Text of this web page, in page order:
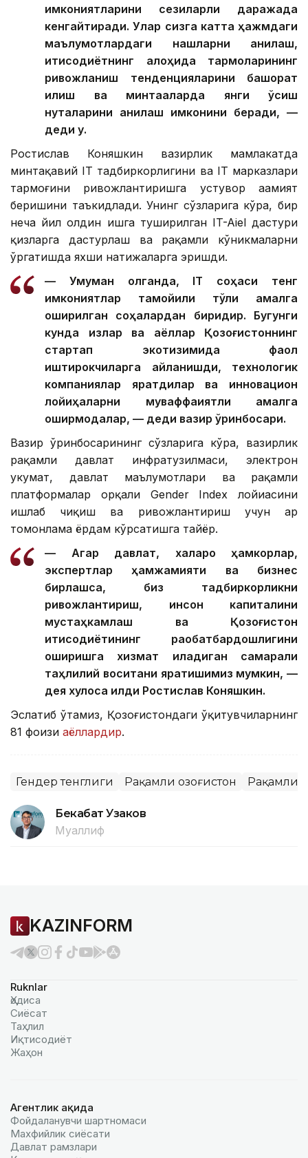
имкониятларини сезиларли даражада
кенгайтиради. Улар сизга катта ҳажмдаги
маълумотлардаги нақшларни аниқлаш,
иқтисодиётнинг алоҳида тармоқларининг
ривожланиш тенденцияларини башорат
қилиш ва минтақаларда янги ўсиш
нуқталарини аниқлаш имконини беради, —
деди у.
Ростислав Коняшкин вазирлик мамлакатда
минтақавий IТ тадбиркорлигини ва IТ марказлари
тармоғини ривожлантиришга устувор аҳамият
беришини таъкидлади. Унинг сўзларига кўра, бир
неча йил олдин ишга туширилган IT-Aiel дастури
қизларга дастурлаш ва рақамли кўникмаларни
ўргатишда яхши натижаларга эришди.
— Умуман олганда, IТ соҳаси тенг
имкониятлар тамойили тўлиқ амалга
оширилган соҳалардан биридир. Бугунги
кунда қизлар ва аёллар Қозоғистоннинг
стартап экотизимида фаол
иштирокчиларга айланишди, технологик
компаниялар яратдилар ва инновацион
лойиҳаларни муваффақиятли амалга
оширмоқдалар, — деди вазир ўринбосари.
Вазир ўринбосарининг сўзларига кўра, вазирлик
рақамли давлат инфратузилмаси, электрон
ҳукумат, давлат маълумотлари ва рақамли
платформалар орқали Gender Index лойиҳасини
ишлаб чиқиш ва ривожлантириш учун ҳар
томонлама ёрдам кўрсатишга тайёр.
— Агар давлат, халқаро ҳамкорлар,
экспертлар ҳамжамияти ва бизнес
бирлашса, биз тадбиркорликни
ривожлантириш, инсон капиталини
мустаҳкамлаш ва Қозоғистон
иқтисодиётининг рақобатбардошлигини
оширишга хизмат қиладиган самарали
таҳлилий воситани яратишимиз мумкин, —
дея хулоса қилди Ростислав Коняшкин.
Эслатиб ўтамиз, Қозоғистондаги ўқитувчиларнинг
81 фоизи аёллардир.
Гендер тенглиги Рақамли Қозоғистон Рақамли
Бекабат Узаков
Муаллиф
KAZINFORM
Ruknlar
Ҳодиса
Сиёсат
Таҳлил
Иқтисодиёт
Жаҳон
Агентлик ҳақида
Фойдаланувчи шартномаси
Махфийлик сиёсати
Давлат рамзлари